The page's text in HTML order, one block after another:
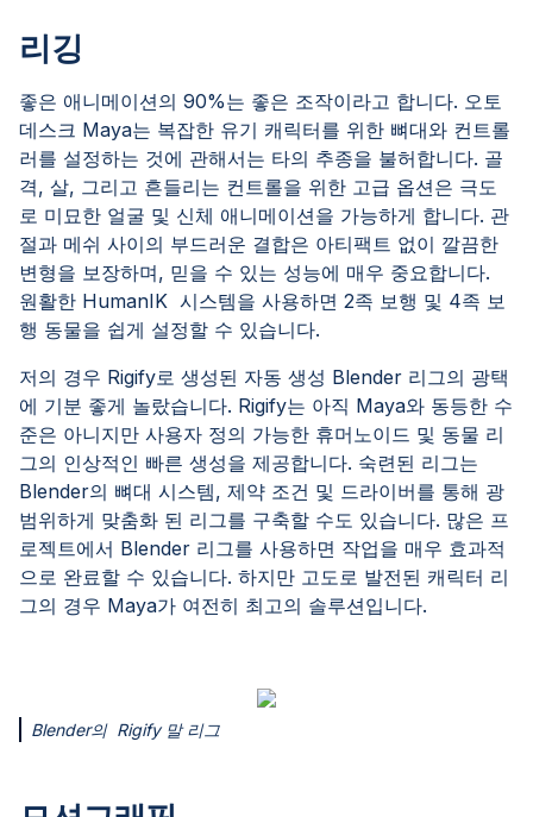
리깅
좋은 애니메이션의 90%는 좋은 조작이라고 합니다. 오토
데스크 Maya는 복잡한 유기 캐릭터를 위한 뼈대와 컨트롤
러를 설정하는 것에 관해서는 타의 추종을 불허합니다. 골
격, 살, 그리고 흔들리는 컨트롤을 위한 고급 옵션은 극도
로 미묘한 얼굴 및 신체 애니메이션을 가능하게 합니다. 관
절과 메쉬 사이의 부드러운 결합은 아티팩트 없이 깔끔한
변형을 보장하며, 믿을 수 있는 성능에 매우 중요합니다.
원활한 HumanIK 시스템을 사용하면 2족 보행 및 4족 보
행 동물을 쉽게 설정할 수 있습니다.
저의 경우 Rigify로 생성된 자동 생성 Blender 리그의 광택
에 기분 좋게 놀랐습니다. Rigify는 아직 Maya와 동등한 수
준은 아니지만 사용자 정의 가능한 휴머노이드 및 동물 리
그의 인상적인 빠른 생성을 제공합니다. 숙련된 리그는
Blender의 뼈대 시스템, 제약 조건 및 드라이버를 통해 광
범위하게 맞춤화 된 리그를 구축할 수도 있습니다. 많은 프
로젝트에서 Blender 리그를 사용하면 작업을 매우 효과적
으로 완료할 수 있습니다. 하지만 고도로 발전된 캐릭터 리
그의 경우 Maya가 여전히 최고의 솔루션입니다.
Blender의 Rigify 말 리그